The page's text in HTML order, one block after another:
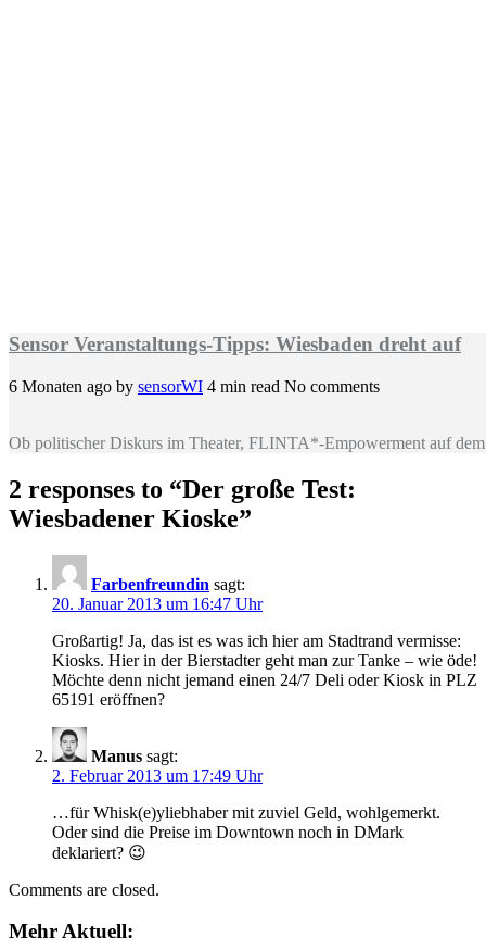
Sensor Veranstaltungs-Tipps: Wiesbaden dreht auf
6 Monaten ago by sensorWI 4 min read No comments
Ob politischer Diskurs im Theater, FLINTA*-Empowerment auf
2 responses to “Der große Test:
Wiesbadener Kioske”
Farbenfreundin sagt:
20. Januar 2013 um 16:47 Uhr
Großartig! Ja, das ist es was ich hier am Stadtrand vermisse:
Kiosks. Hier in der Bierstadter geht man zur Tanke – wie öde!
Möchte denn nicht jemand einen 24/7 Deli oder Kiosk in PLZ
65191 eröffnen?
Manus sagt:
2. Februar 2013 um 17:49 Uhr
…für Whisk(e)yliebhaber mit zuviel Geld, wohlgemerkt.
Oder sind die Preise im Downtown noch in DMark
deklariert? 😉
Comments are closed.
Mehr Aktuell: